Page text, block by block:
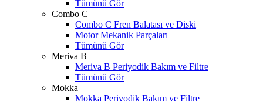
Tümünü Gör
Combo C
Combo C Fren Balatası ve Diski
Motor Mekanik Parçaları
Tümünü Gör
Meriva B
Meriva B Periyodik Bakım ve Filtre
Tümünü Gör
Mokka
Mokka Periyodik Bakım ve Filtre